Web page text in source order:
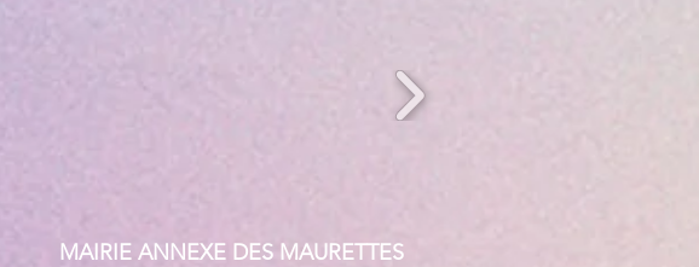
MAIRIE ANNEXE DES MAURETTES